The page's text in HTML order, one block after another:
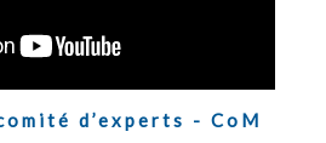
d’experts - CoM